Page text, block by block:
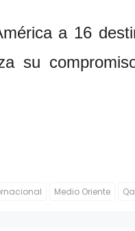
a 16
su
Medio Oriente